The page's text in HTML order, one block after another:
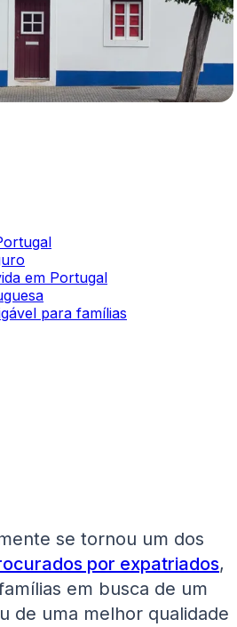
em Portugal
para famílias
se tornou um dos
por expatriados,
em busca de um
de uma melhor qualidade